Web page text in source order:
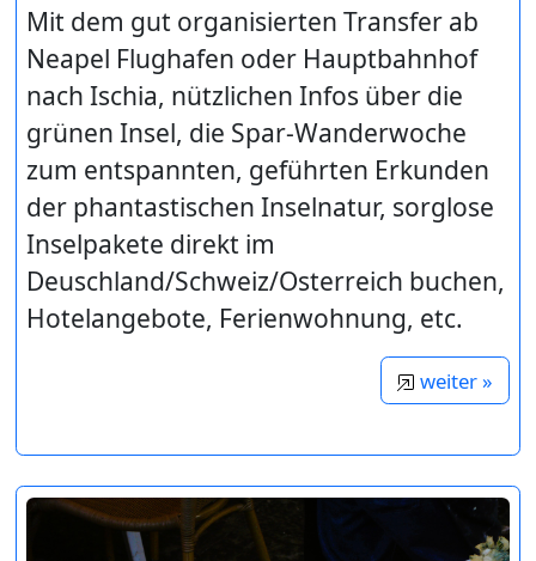
Mit dem gut organisierten Transfer ab
Neapel Flughafen oder Hauptbahnhof
nach Ischia, nützlichen Infos über die
grünen Insel, die Spar-Wanderwoche
zum entspannten, geführten Erkunden
der phantastischen Inselnatur, sorglose
Inselpakete direkt im
Deuschland/Schweiz/Osterreich buchen,
Hotelangebote, Ferienwohnung, etc.
weiter »